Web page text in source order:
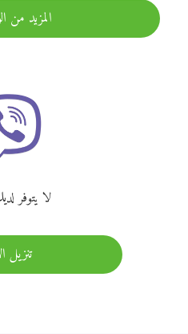
المزيد من
لا يتوفر
تنزيل